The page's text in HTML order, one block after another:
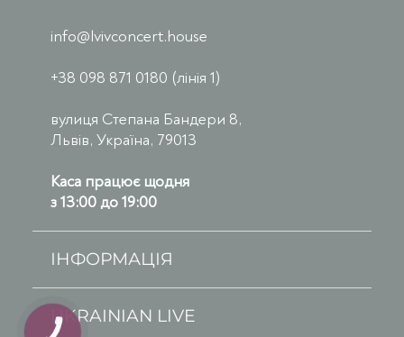
info@lvivconcert.house
+38 098 871 0180 (лінія 1)
вулиця Степана Бандери 8,
Львів, Україна, 79013
Каса працює щодня
з 13:00 до 19:00
ІНФОРМАЦІЯ
UKRAINIAN LIVE
КНОПКА
ЗВ'ЯЗКУ